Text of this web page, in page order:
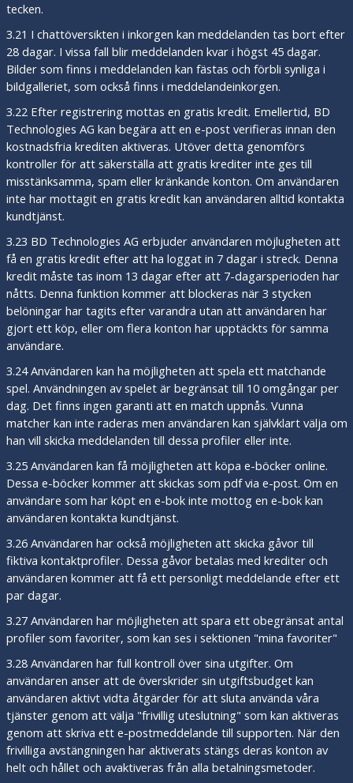
tecken.
3.21 I chattöversikten i inkorgen kan meddelanden tas bort efter
28 dagar. I vissa fall blir meddelanden kvar i högst 45 dagar.
Bilder som finns i meddelanden kan fästas och förbli synliga i
bildgalleriet, som också finns i meddelandeinkorgen.
3.22 Efter registrering mottas en gratis kredit. Emellertid, BD
Technologies AG kan begära att en e-post verifieras innan den
kostnadsfria krediten aktiveras. Utöver detta genomförs
kontroller för att säkerställa att gratis krediter inte ges till
misstänksamma, spam eller kränkande konton. Om användaren
inte har mottagit en gratis kredit kan användaren alltid kontakta
kundtjänst.
3.23 BD Technologies AG erbjuder användaren möjlugheten att
få en gratis kredit efter att ha loggat in 7 dagar i streck. Denna
kredit måste tas inom 13 dagar efter att 7-dagarsperioden har
nåtts. Denna funktion kommer att blockeras när 3 stycken
belöningar har tagits efter varandra utan att användaren har
gjort ett köp, eller om flera konton har upptäckts för samma
användare.
3.24 Användaren kan ha möjligheten att spela ett matchande
spel. Användningen av spelet är begränsat till 10 omgångar per
dag. Det finns ingen garanti att en match uppnås. Vunna
matcher kan inte raderas men användaren kan självklart välja om
han vill skicka meddelanden till dessa profiler eller inte.
3.25 Användaren kan få möjligheten att köpa e-böcker online.
Dessa e-böcker kommer att skickas som pdf via e-post. Om en
användare som har köpt en e-bok inte mottog en e-bok kan
användaren kontakta kundtjänst.
3.26 Användaren har också möjligheten att skicka gåvor till
fiktiva kontaktprofiler. Dessa gåvor betalas med krediter och
användaren kommer att få ett personligt meddelande efter ett
par dagar.
3.27 Användaren har möjligheten att spara ett obegränsat antal
profiler som favoriter, som kan ses i sektionen "mina favoriter"
3.28 Användaren har full kontroll över sina utgifter. Om
användaren anser att de överskrider sin utgiftsbudget kan
användaren aktivt vidta åtgärder för att sluta använda våra
tjänster genom att välja "frivillig uteslutning" som kan aktiveras
genom att skriva ett e-postmeddelande till supporten. När den
frivilliga avstängningen har aktiverats stängs deras konton av
helt och hållet och avaktiveras från alla betalningsmetoder.